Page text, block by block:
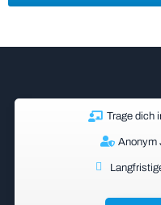
Trage dich
Anonym